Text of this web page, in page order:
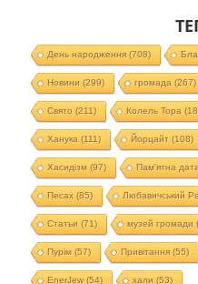
День народження(708)
Новини (299) громада (267)
Свято (211) Колель Тора
Ханука (111) Йорцайт (108)
Хасидізм (97) Пам'ятна
Песах(85) Любавичський
Статьи (71) музей громади
Пурім (57) Привітання(55)
EnerJew(54) хали (53)